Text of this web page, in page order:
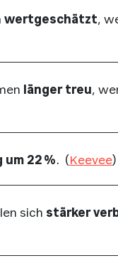
wertgeschätzt,
länger treu ,
um 22 %. ( Keevee)
sich stärker